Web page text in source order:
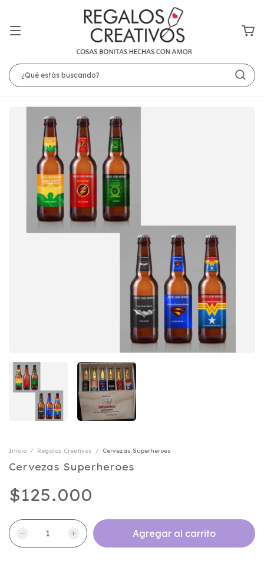
Inicio / Regalos Creativos / Cervezas Superheroes
Cervezas Superheroes
$125.000